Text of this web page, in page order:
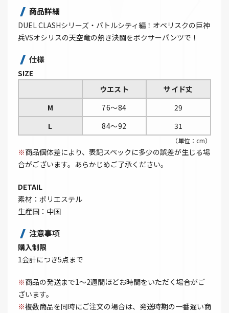
商品詳細
DUEL CLASHシリーズ・バトルシティ編！オベリスクの巨神
兵VSオシリスの天空竜の熱き決闘をボクサーパンツで！
仕様
SIZE
ウエスト
サイド丈
M
76～84
29
L
84～92 31
（単位：cm）
※商品個体差により、表記スペックに多少の誤差が生じる場
合がございます。あらかじめご了承ください。
DETAIL
素材：ポリエステル
生産国：中国
注意事項
購入制限
1会計につき5点まで
※商品の発送まで1～2週間ほどお時間をいただく場合がご
ざいます。
※複数商品を同時にご注文の場合は、発送時期の一番遅い商